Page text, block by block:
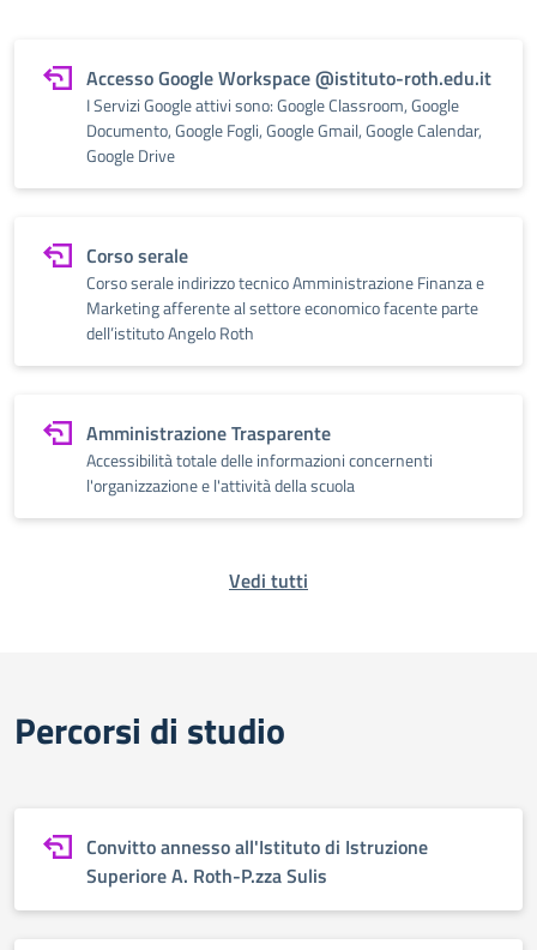
Accesso Google Workspace @istituto-roth.edu.it
I Servizi Google attivi sono: Google Classroom, Google
Documento, Google Fogli, Google Gmail, Google Calendar,
Google Drive
Corso serale
Corso serale indirizzo tecnico Amministrazione Finanza e
Marketing afferente al settore economico facente parte
dell’istituto Angelo Roth
Amministrazione Trasparente
Accessibilità totale delle informazioni concernenti
l'organizzazione e l'attività della scuola
Vedi tutti
Percorsi di studio
Convitto annesso all'Istituto di Istruzione
Superiore A. Roth-P.zza Sulis